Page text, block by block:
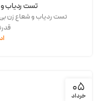
تست ردیاب و
05
خرداد